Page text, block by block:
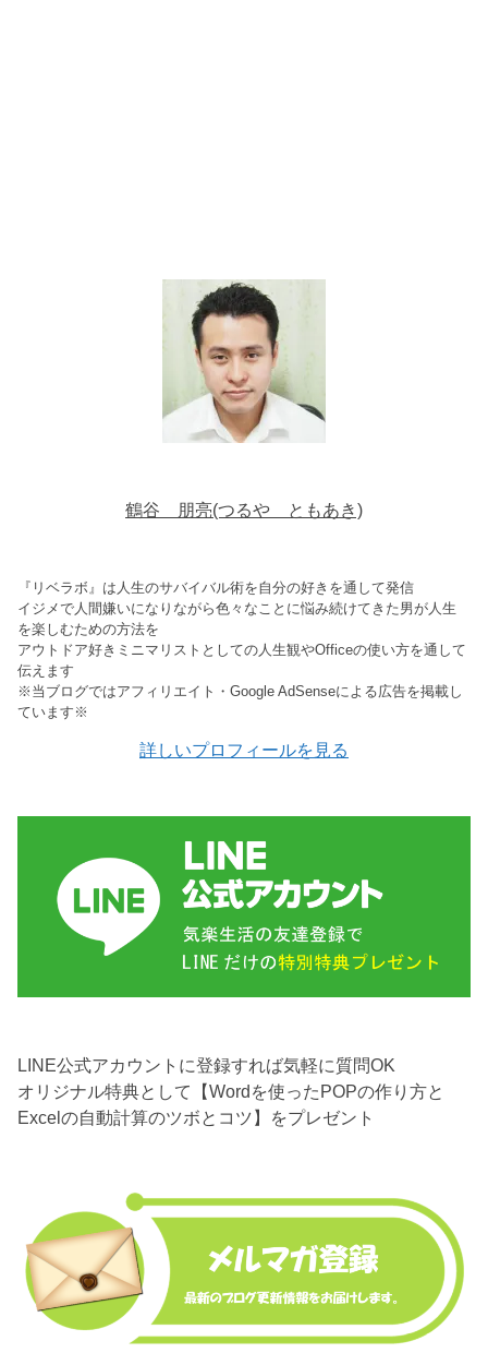
鶴谷 朋亮(つるや ともあき)
『リベラボ』は人生のサバイバル術を自分の好きを通して発信
イジメで人間嫌いになりながら色々なことに悩み続けてきた男が人生
を楽しむための方法を
アウトドア好きミニマリストとしての人生観やOfficeの使い方を通して
伝えます
※当ブログではアフィリエイト・Google AdSenseによる広告を掲載し
ています※
詳しいプロフィールを見る
LINE公式アカウントに登録すれば気軽に質問OK
オリジナル特典として【Wordを使ったPOPの作り方と
Excelの自動計算のツボとコツ】をプレゼント